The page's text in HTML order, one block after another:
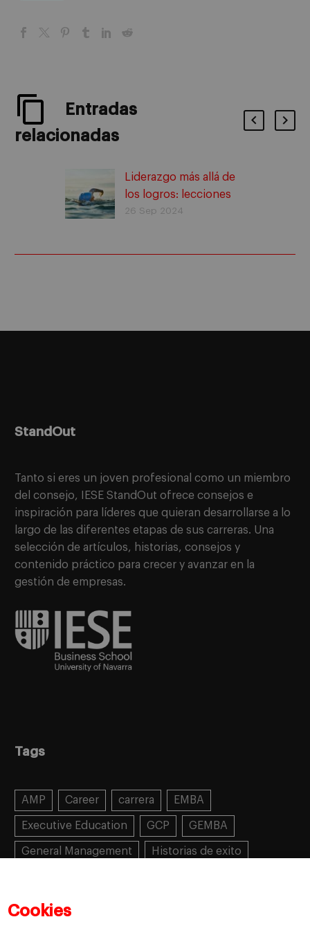
Cookies
Entradas
relacionadas
Liderazgo más allá de
los logros: lecciones
de Teresa Perales y
26 Sep 2024
StandOut
Tanto si eres un joven profesional como un miembro
del consejo, IESE StandOut ofrece consejos e
inspiración para líderes que quieran desarrollarse a lo
largo de las diferentes etapas de sus carreras. Una
selección de artículos, historias, consejos y
contenido práctico para crecer y avanzar en la
gestión de empresas.
Tags
AMP Career carrera EMBA
Executive Education GCP GEMBA
General Management Historias de exito
Mujeres emprendedoras